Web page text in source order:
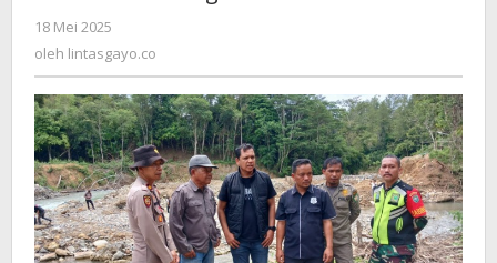
Tengah
18 Mei 2025
lintasgayo.co
oleh lintasgayo.co